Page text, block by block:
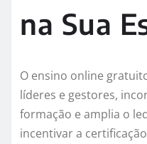
na Sua
O ensino online
líderes e gestores,
formação e amplia o
incentivar a